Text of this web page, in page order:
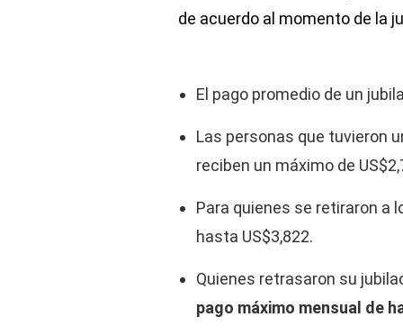
de acuerdo al momento de la
El pago promedio de un
Las personas que tuvieron
reciben un máximo de
Para quienes se retiraron a
hasta US$3,822.
Quienes retrasaron su
pago máximo mensual de